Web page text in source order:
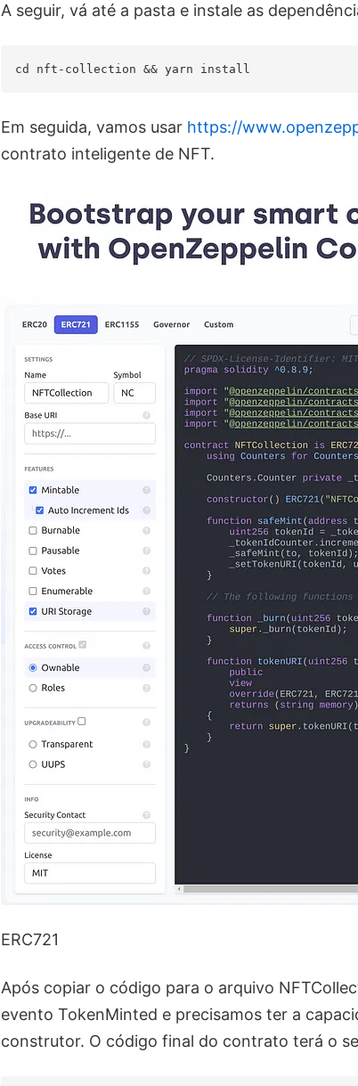
A seguir, vá até a pasta e instale as
Em seguida, vamos usar https://
contrato inteligente de NFT.
ERC721
Após copiar o código para o arquivo
evento TokenMinted e precisamos ter a
construtor. O código final do contrato terá o